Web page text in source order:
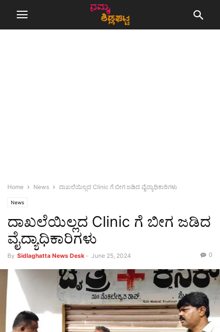
Home News ದಾಖಲೆಯಿಲ್ಲದ Clinic ಗೆ ಬೀಗ ಜಡಿದ ವೈದ್ಯಾಧಿಕಾರಿಗಳು
News
ದಾಖಲೆಯಿಲ್ಲದ Clinic ಗೆ ಬೀಗ ಜಡಿದ
ವೈದ್ಯಾಧಿಕಾರಿಗಳು
By Sidlaghatta News Desk - June 25, 2024 0